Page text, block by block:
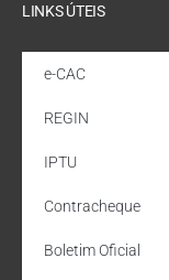
LINKS ÚTEIS
e-CAC
REGIN
IPTU
Contracheque
Boletim Oficial